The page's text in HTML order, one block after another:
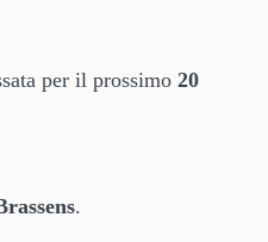
per il prossimo 20
.